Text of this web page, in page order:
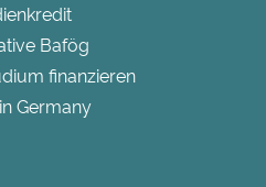
Bafög
finanzieren
Germany